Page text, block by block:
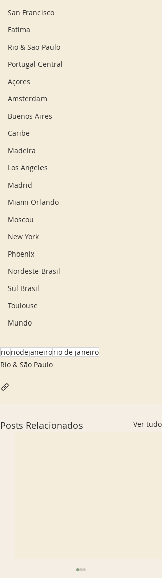
San Francisco
Fatima
Rio & São Paulo
Portugal Central
Açores
Amsterdam
Buenos Aires
Caribe
Madeira
Los Angeles
Madrid
Miami Orlando
Moscou
New York
Phoenix
Nordeste Brasil
Sul Brasil
Toulouse
Mundo
rioriodejaneirorio de janeiro
Rio & São Paulo
Posts Relacionados Ver tudo